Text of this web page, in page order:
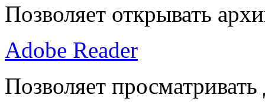
Позволяет открывать
Adobe Reader
Позволяет